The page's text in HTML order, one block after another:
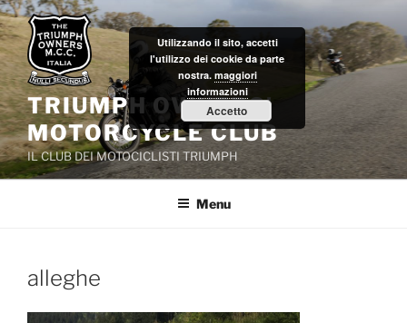
Salta
al
contenuto
TRIUMPH OWNERS'
MOTORCYCLE CLUB
IL CLUB DEI MOTOCICLISTI TRIUMPH
Menu
alleghe
Utilizzando il sito, accetti
l'utilizzo dei cookie da parte
nostra. maggiori
informazioni
Accetto